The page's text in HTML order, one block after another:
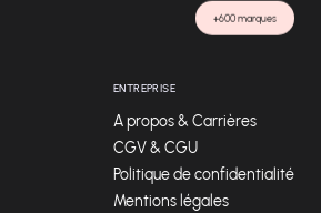
+600 marques
ENTREPRISE
A propos & Carrières
CGV & CGU
Politique de confidentialité
Mentions légales